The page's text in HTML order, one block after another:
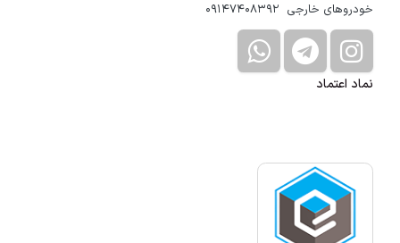
خودروهای خارجی 09147408392
نماد اعتماد